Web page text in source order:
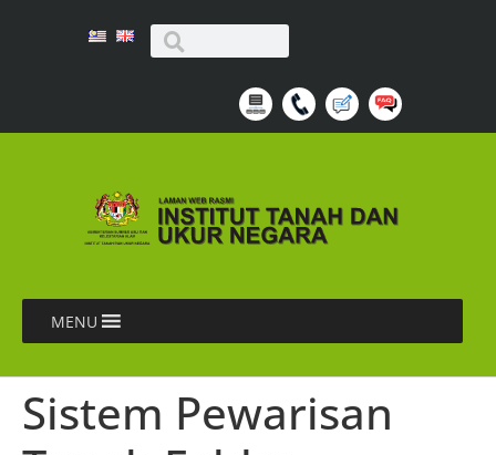
MENU
Sistem Pewarisan